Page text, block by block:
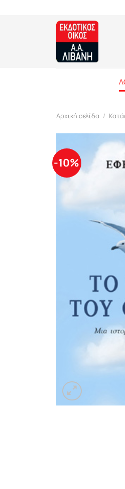
Αρχική σελίδα /
-10%